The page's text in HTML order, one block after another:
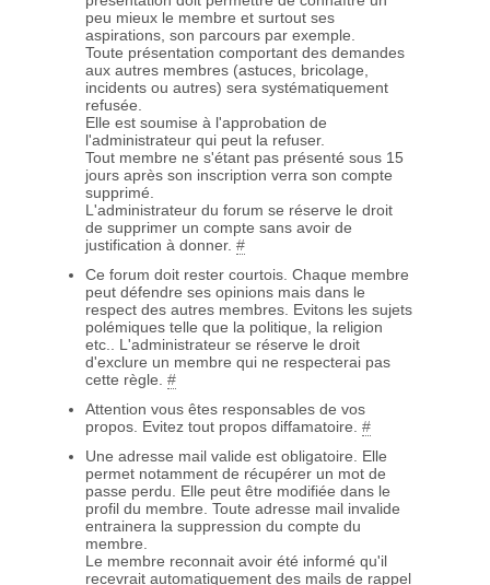
peu mieux le membre et surtout ses
aspirations, son parcours par exemple.
Toute présentation comportant des demandes
aux autres membres (astuces, bricolage,
incidents ou autres) sera systématiquement
refusée.
Elle est soumise à l'approbation de
l'administrateur qui peut la refuser.
Tout membre ne s'étant pas présenté sous 15
jours après son inscription verra son compte
supprimé.
L'administrateur du forum se réserve le droit
de supprimer un compte sans avoir de
justification à donner. #
Ce forum doit rester courtois. Chaque membre
peut défendre ses opinions mais dans le
respect des autres membres. Evitons les sujets
polémiques telle que la politique, la religion
etc.. L'administrateur se réserve le droit
d'exclure un membre qui ne respecterai pas
cette règle. #
Attention vous êtes responsables de vos
propos. Evitez tout propos diffamatoire. #
Une adresse mail valide est obligatoire. Elle
permet notamment de récupérer un mot de
passe perdu. Elle peut être modifiée dans le
profil du membre. Toute adresse mail invalide
entrainera la suppression du compte du
membre.
Le membre reconnait avoir été informé qu'il
recevrait automatiquement des mails de rappel